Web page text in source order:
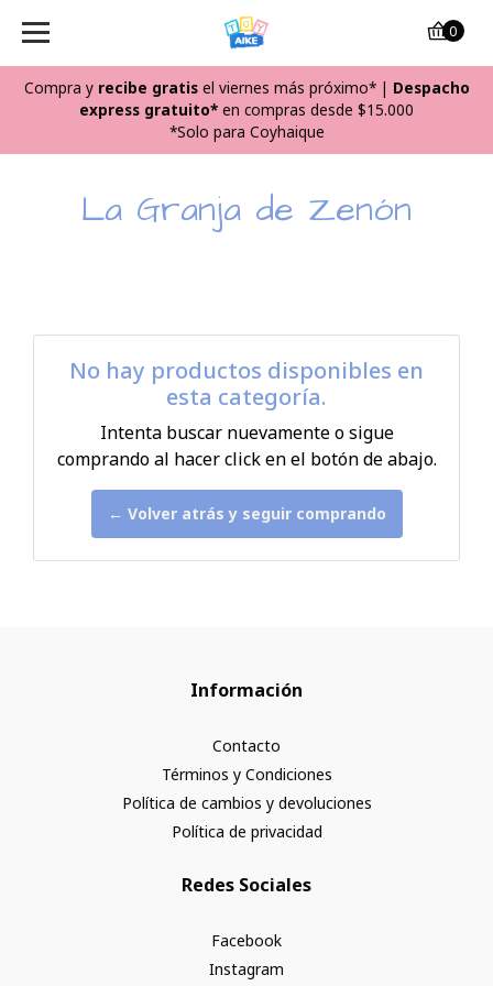
Compra y recibe gratisel viernes más próximo*| Despacho
express gratuito* en compras desde $15.000
*Solo para Coyhaique
0
La Granja de Zenón
No hay productos disponibles en
esta categoría.
Intenta buscar nuevamente o sigue
comprando al hacer click en el botón de abajo.
← Volver atrás y seguir comprando
Información
Contacto
Términos y Condiciones
Política de cambios y devoluciones
Política de privacidad
Redes Sociales
Facebook
Instagram